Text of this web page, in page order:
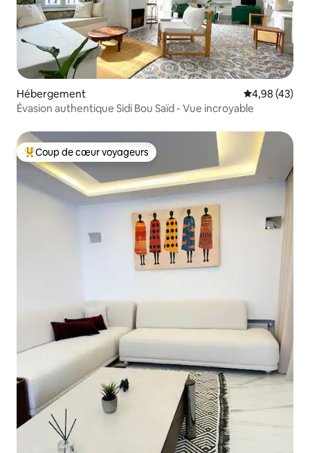
Hébergement Évaluation
4,98 (43)
Évasion authentique Sidi Bou Saïd - Vue incroyable
Coups de cœur voyageurs les plus appréciés
Coup de cœur voyageurs